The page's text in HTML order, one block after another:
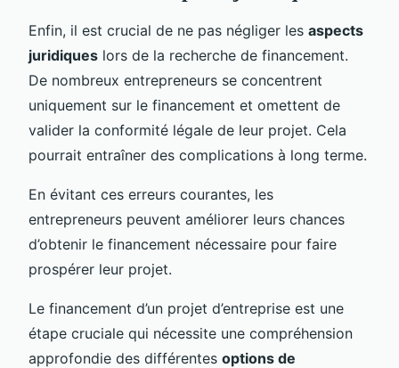
Enfin, il est crucial de ne pas négliger les aspects
juridiques lors de la recherche de financement.
De nombreux entrepreneurs se concentrent
uniquement sur le financement et omettent de
valider la conformité légale de leur projet. Cela
pourrait entraîner des complications à long terme.
En évitant ces erreurs courantes, les
entrepreneurs peuvent améliorer leurs chances
d’obtenir le financement nécessaire pour faire
prospérer leur projet.
Le financement d’un projet d’entreprise est une
étape cruciale qui nécessite une compréhension
approfondie des différentes options de